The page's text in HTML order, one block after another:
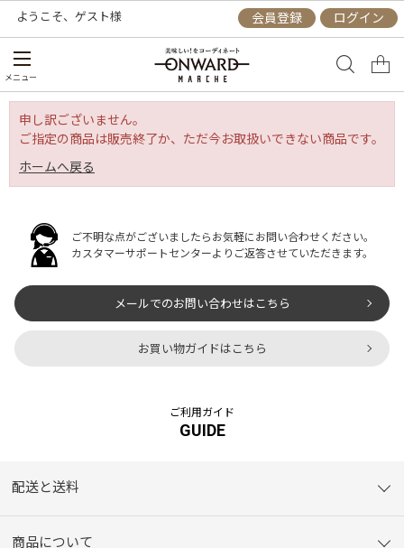
ようこそ、 ゲスト様 会員登録 ログイン
メニュー
申し訳ございません。
ご指定の商品は販売終了か、ただ今お取扱いできない商品です。
ホームへ戻る
ご不明な点がございましたらお気軽にお問い合わせください。
カスタマーサポートセンターよりご返答させていただきます。
メールでのお問い合わせはこちら
お買い物ガイドはこちら
ご利用ガイド
GUIDE
配送と送料
商品について